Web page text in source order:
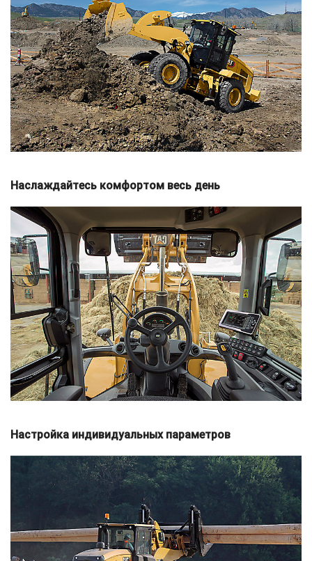
Наслаждайтесь комфортом весь день
Настройка индивидуальных параметров